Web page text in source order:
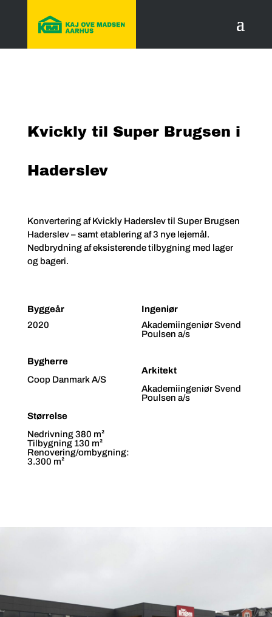
Kvickly til Super Brugsen i
Haderslev
Konvertering af Kvickly Haderslev til Super Brugsen
Haderslev – samt etablering af 3 nye lejemål.
Nedbrydning af eksisterende tilbygning med lager
og bageri.
Byggeår
2020
Bygherre
Coop Danmark A/S
Størrelse
Nedrivning 380 m²
Tilbygning 130 m²
Renovering/ombygning:
3.300 m²
Ingeniør
Akademiingeniør Svend
Poulsen a/s
Arkitekt
Akademiingeniør Svend
Poulsen a/s